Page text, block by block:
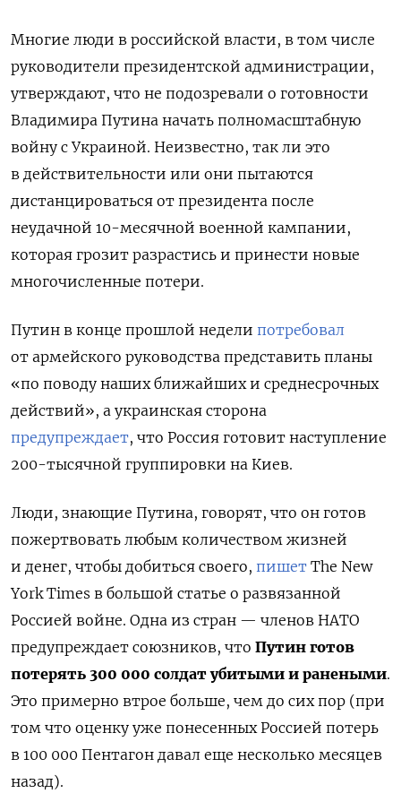
Многие люди в российской власти, в том числе
руководители президентской администрации,
утверждают, что не подозревали о готовности
Владимира Путина начать полномасштабную
войну с Украиной. Неизвестно, так ли это
в действительности или они пытаются
дистанцироваться от президента после
неудачной 10-месячной военной кампании,
которая грозит разрастись и принести новые
многочисленные потери.
Путин в конце прошлой недели потребовал
от армейского руководства представить планы
«по поводу наших ближайших и среднесрочных
действий», а украинская сторона
предупреждает, что Россия готовит наступление
200-тысячной группировки на Киев.
Люди, знающие Путина, говорят, что он готов
пожертвовать любым количеством жизней
и денег, чтобы добиться своего, пишет The New
York Times в большой статье о развязанной
Россией войне. Одна из стран — членов НАТО
предупреждает союзников, что Путин готов
потерять 300 000 солдат убитыми и ранеными.
Это примерно втрое больше, чем до сих пор (при
том что оценку уже понесенных Россией потерь
в 100 000 Пентагон давал еще несколько месяцев
назад).